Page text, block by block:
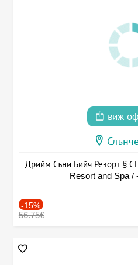
виж
Дрийм Съни Бийч Резорт §
Resort and Spa /
-15%
56.75€